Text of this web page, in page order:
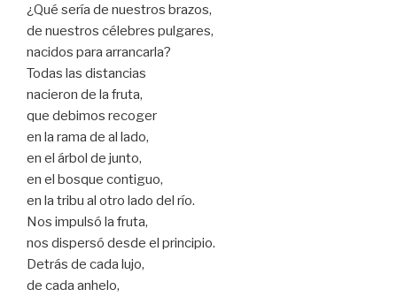
¿Qué sería de nuestros brazos,
de nuestros célebres pulgares,
nacidos para arrancarla?
Todas las distancias
nacieron de la fruta,
que debimos recoger
en la rama de al lado,
en el árbol de junto,
en el bosque contiguo,
en la tribu al otro lado del río.
Nos impulsó la fruta,
nos dispersó desde el principio.
Detrás de cada lujo,
de cada anhelo,